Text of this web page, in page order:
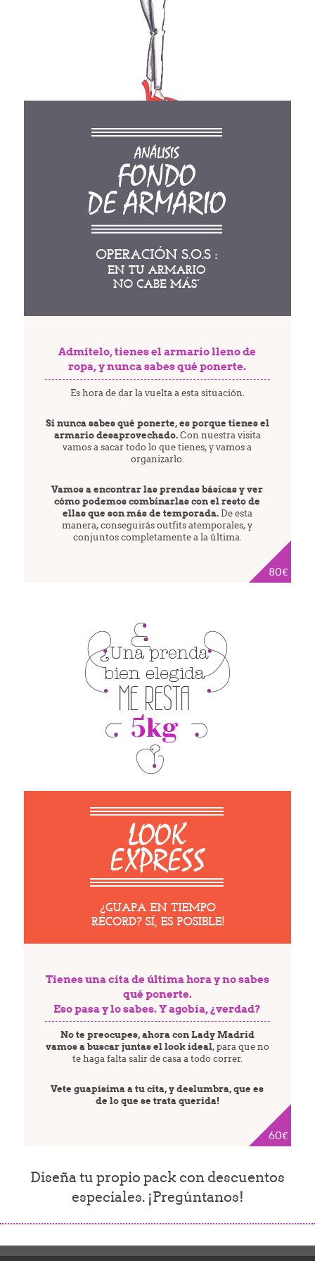
Designed & Developed byPunto Chic Comunicación
Admítelo, tienes el armario lleno de
ropa, y nunca sabes qué ponerte.
Es hora de dar la vuelta a esta situación.
Si nunca sabes qué ponerte, es porque tienes el
armario desaprovechado.Con nuestra visita
vamos a sacar todo lo que tienes, y vamos a
organizarlo
Vamos a encontrar las prendas básicas y ver
cómo podemos combinarlas con el resto de
ellas que son más de temporada.De esta
manera, conseguirás outfits atemporales, y
conjuntos completamente a la última.
80€
Tienes una cita de última hora y no sabes
qué ponerte.
Eso pasa y lo sabes. Y agobia, ¿verdad?
No te preocupes, ahora con Lady Madrid
vamos a buscar juntas el look ideal, para que no
te haga falta salir de casa a todo correr
Vete guapísima a tu cita, y deslumbra, que es
de lo que se trata querida!
60€
Diseña tu propio pack con descuentos
especiales. ¡Pregúntanos!